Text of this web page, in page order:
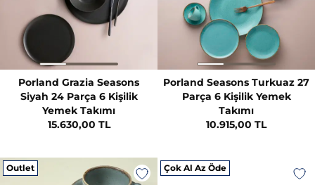
Porland Grazia Seasons
Siyah 24 Parça 6 Kişilik
Yemek Takımı
15.630,00 TL
Porland Seasons Turkuaz 27
Parça 6 Kişilik Yemek
Takımı
10.915,00 TL
Outlet Çok Al Az Öde